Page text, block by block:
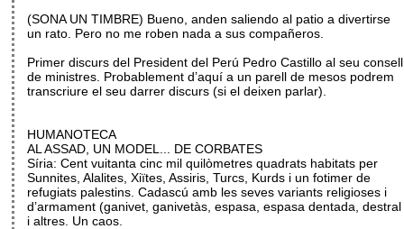
(SONA UN TIMBRE) Bueno, anden saliendo al patio a divertirse
un rato. Pero no me roben nada a sus compañeros.
Primer discurs del President del Perú Pedro Castillo al seu consell
de ministres. Probablement d’aquí a un parell de mesos podrem
transcriure el seu darrer discurs (si el deixen parlar).
HUMANOTECA
AL ASSAD, UN MODEL... DE CORBATES
Síria: Cent vuitanta cinc mil quilòmetres quadrats habitats per
Sunnites, Alalites, Xiïtes, Assiris, Turcs, Kurds i un fotimer de
refugiats palestins. Cadascú amb les seves variants religioses i
d’armament (ganivet, ganivetàs, espasa, espasa dentada, destral
i altres. Un caos.